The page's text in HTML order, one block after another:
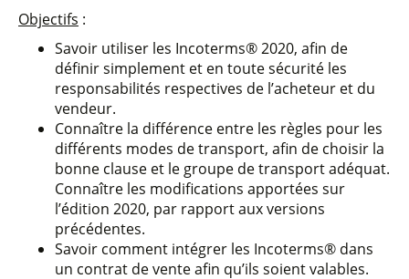
Objectifs :
Savoir utiliser les Incoterms® 2020, afin de
définir simplement et en toute sécurité les
responsabilités respectives de l’acheteur et du
vendeur.
Connaître la différence entre les règles pour les
différents modes de transport, afin de choisir la
bonne clause et le groupe de transport adéquat.
Connaître les modifications apportées sur
l’édition 2020, par rapport aux versions
précédentes.
Savoir comment intégrer les Incoterms® dans
un contrat de vente afin qu’ils soient valables.